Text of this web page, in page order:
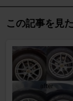
この記事を見